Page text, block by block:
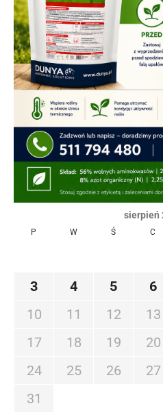
sierpień
P W Ś C
3
4 5 6
10
11 12 13
17
18 19 20
24
25 26 27
31